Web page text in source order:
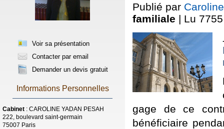
Voir sa présentation
Contacter par email
Demander un devis gratuit
Informations Personnelles
Cabinet : CAROLINE YADAN PESAH
222, boulevard saint-germain
75007 Paris
Publié par
familiale | Lu
gage de ce
bénéficiaire